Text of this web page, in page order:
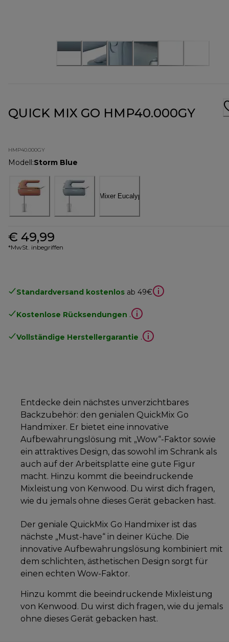
QUICK MIX GO HMP40.000GY
HMP40.000GY
Modell:Storm Blue
€ 49,99
*MwSt. inbegriffen
Standardversand kostenlos ab 49€
Kostenlose Rücksendungen .
Vollständige Herstellergarantie .
Entdecke dein nächstes unverzichtbares
Backzubehör: den genialen QuickMix Go
Handmixer. Er bietet eine innovative
Aufbewahrungslösung mit „Wow“-Faktor sowie
ein attraktives Design, das sowohl im Schrank als
auch auf der Arbeitsplatte eine gute Figur
macht. Hinzu kommt die beeindruckende
Mixleistung von Kenwood. Du wirst dich fragen,
wie du jemals ohne dieses Gerät gebacken hast.
Der geniale QuickMix Go Handmixer ist das
nächste „Must-have“ in deiner Küche. Die
innovative Aufbewahrungslösung kombiniert mit
dem schlichten, ästhetischen Design sorgt für
einen echten Wow-Faktor.
Hinzu kommt die beeindruckende Mixleistung
von Kenwood. Du wirst dich fragen, wie du jemals
ohne dieses Gerät gebacken hast.